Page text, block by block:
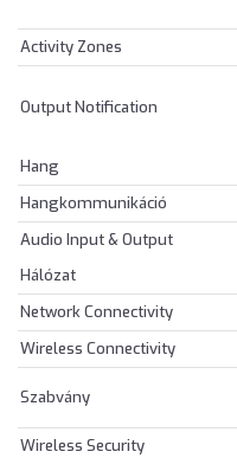
Activity Zones
Output Notification
Hang
Hangkommunikáció
Audio Input & Output
Hálózat
Network Connectivity
Wireless Connectivity
Szabvány
Wireless Security